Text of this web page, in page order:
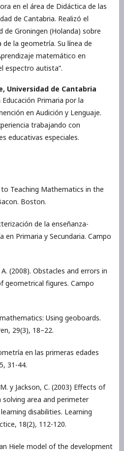
en el área de Didáctica de las
de Cantabria. Realizó el
de Groningen (Holanda) sobre
la geometría. Su línea de
matemático en
espectro autista”.
Universidad de Cantabria
Primaria por la
en Audición y Lenguaje.
trabajando con
educativas especiales.
to Teaching Mathematics in the
Boston.
de la enseñanza-
en Primaria y Secundaria. Campo
(2008). Obstacles and errors in
geometrical figures. Campo
Using geoboards.
29(3), 18–22.
en las primeras edades
31-44.
y Jackson, C. (2003) Effects of
area and perimeter
disabilities. Learning
18(2), 112-120.
Hiele model of the development